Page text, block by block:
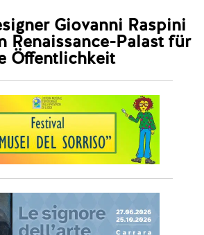
Giovanni Raspini
Renaissance-Palast für
Öffentlichkeit